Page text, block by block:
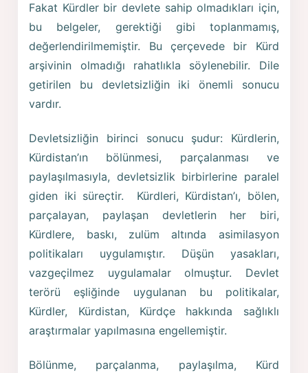
Fakat Kürdler bir devlete sahip olmadıkları için,
bu belgeler, gerektiği gibi toplanmamış,
değerlendirilmemiştir. Bu çerçevede bir Kürd
arşivinin olmadığı rahatlıkla söylenebilir. Dile
getirilen bu devletsizliğin iki önemli sonucu
vardır.
Devletsizliğin birinci sonucu şudur: Kürdlerin,
Kürdistan’ın bölünmesi, parçalanması ve
paylaşılmasıyla, devletsizlik birbirlerine paralel
giden iki süreçtir. Kürdleri, Kürdistan’ı, bölen,
parçalayan, paylaşan devletlerin her biri,
Kürdlere, baskı, zulüm altında asimilasyon
politikaları uygulamıştır. Düşün yasakları,
vazgeçilmez uygulamalar olmuştur. Devlet
terörü eşliğinde uygulanan bu politikalar,
Kürdler, Kürdistan, Kürdçe hakkında sağlıklı
araştırmalar yapılmasına engellemiştir.
Bölünme, parçalanma, paylaşılma, Kürd